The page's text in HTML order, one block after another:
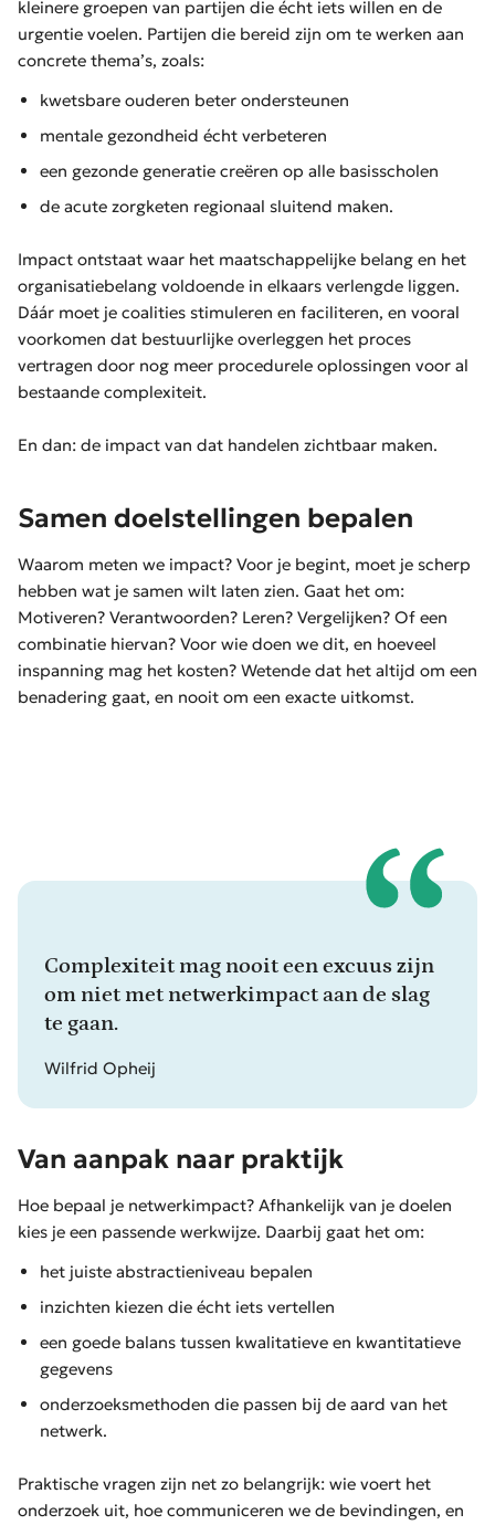
kleinere groepen van partijen die écht iets willen en de
urgentie voelen. Partijen die bereid zijn om te werken aan
concrete thema’s, zoals:
kwetsbare ouderen beter ondersteunen
mentale gezondheid écht verbeteren
een gezonde generatie creëren op alle basisscholen
de acute zorgketen regionaal sluitend maken.
Impact ontstaat waar het maatschappelijke belang en het
organisatiebelang voldoende in elkaars verlengde liggen.
Dáár moet je coalities stimuleren en faciliteren, en vooral
voorkomen dat bestuurlijke overleggen het proces
vertragen door nog meer procedurele oplossingen voor al
bestaande complexiteit.
En dan: de impact van dat handelen zichtbaar maken.
Samen doelstellingen bepalen
Waarom meten we impact? Voor je begint, moet je scherp
hebben wat je samen wilt laten zien. Gaat het om:
Motiveren? Verantwoorden? Leren? Vergelijken? Of een
combinatie hiervan? Voor wie doen we dit, en hoeveel
inspanning mag het kosten? Wetende dat het altijd om een
benadering gaat, en nooit om een exacte uitkomst.
Complexiteit mag nooit een excuus zijn
om niet met netwerkimpact aan de slag
te gaan.
Wilfrid Opheij
Van aanpak naar praktijk
Hoe bepaal je netwerkimpact? Afhankelijk van je doelen
kies je een passende werkwijze. Daarbij gaat het om:
het juiste abstractieniveau bepalen
inzichten kiezen die écht iets vertellen
een goede balans tussen kwalitatieve en kwantitatieve
gegevens
onderzoeksmethoden die passen bij de aard van het
netwerk.
Praktische vragen zijn net zo belangrijk: wie voert het
onderzoek uit, hoe communiceren we de bevindingen, en